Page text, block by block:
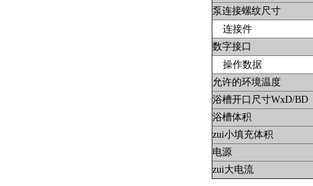
泵连接螺纹尺寸
连接件
数字接口
操作数据
允许的环境温度
浴槽开口尺寸WxD/BD
浴槽体积
zui小填充体积
电源
zui大电流